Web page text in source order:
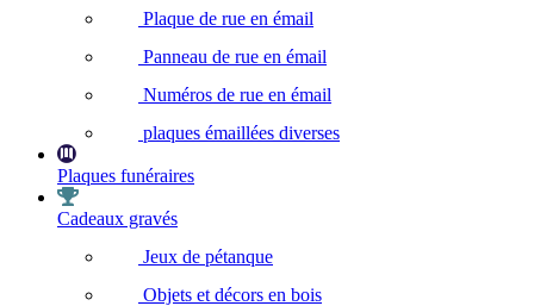
Plaque de rue en émail
Panneau de rue en émail
Numéros de rue en émail
plaques émaillées diverses
Plaques funéraires
Cadeaux gravés
Jeux de pétanque
Objets et décors en bois